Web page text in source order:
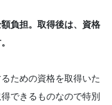
負担。取得後は、資格
ための資格を取得いた
できるものなので特別